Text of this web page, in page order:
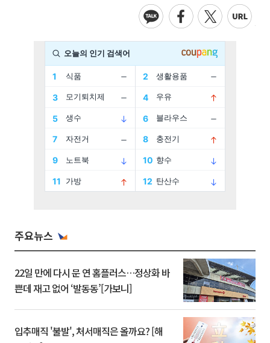
주요뉴스
22일 만에 다시 문 연 홈플러스…정상화 바
쁜데 재고 없어 ‘발동동’[가보니]
입추매직 '불발', 처서매직은 올까요? [해